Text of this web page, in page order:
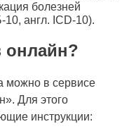
болезней
англ. ICD-10).
онлайн?
можно в сервисе
Для этого
инструкции: